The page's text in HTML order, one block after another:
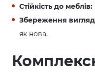
Стійкість до меблів:
Збереження
як нова.